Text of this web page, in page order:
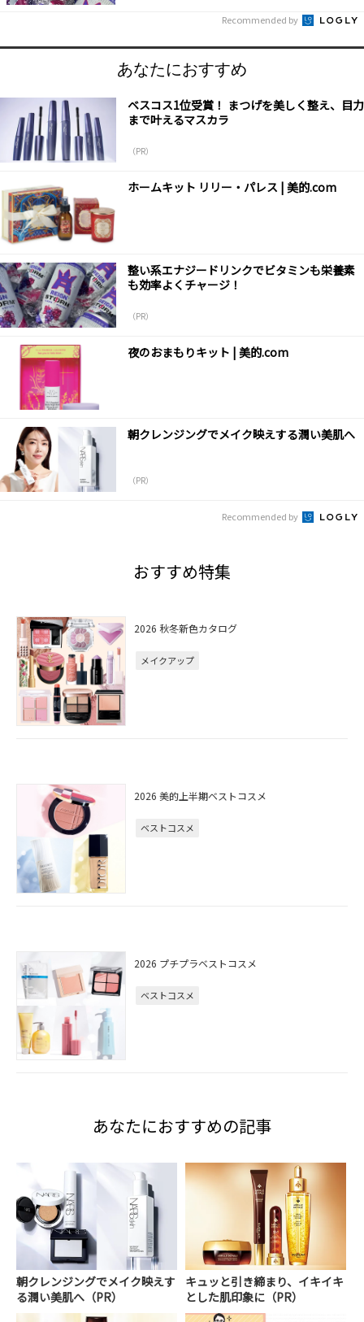
Recommended by
あなたにおすすめ
ベスコス1位受賞！ まつげを美しく整え、目力
まで叶えるマスカラ
（PR）
ホームキット リリー・パレス | 美的.com
整い系エナジードリンクでビタミンも栄養素
も効率よくチャージ！
（PR）
夜のおまもりキット | 美的.com
朝クレンジングでメイク映えする潤い美肌へ
（PR）
Recommended by
おすすめ特集
2026 秋冬新色カタログ
メイクアップ
2026 美的上半期ベストコスメ
ベストコスメ
2026 プチプラベストコスメ
ベストコスメ
あなたにおすすめの記事
朝クレンジングでメイク映えす
る潤い美肌へ（PR）
キュッと引き締まり、イキイキ
とした肌印象に（PR）